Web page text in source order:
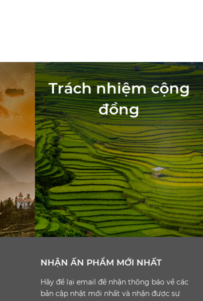
Trách nhiệm cộng
đồng
NHẬN ẤN PHẨM MỚI NHẤT
Hãy để lại email để nhận thông báo về các
bản cập nhật mới nhất và nhận được sự